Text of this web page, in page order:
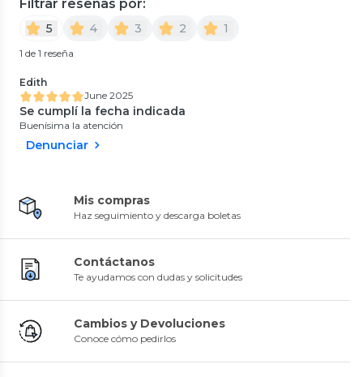
Filtrar reseñas por:
5 4 3 2 1
1 de 1 reseña
Edith
June 2025
Se cumplí la fecha indicada
Buenísima la atención
Denunciar
Mis compras
Haz seguimiento y descarga boletas
Contáctanos
Te ayudamos con dudas y solicitudes
Cambios y Devoluciones
Conoce cómo pedirlos